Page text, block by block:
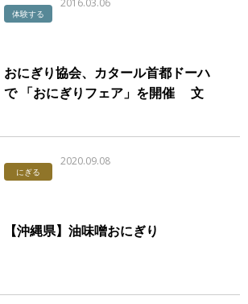
体験する
2016.03.06
おにぎり協会、カタール首都ドーハ
で 「おにぎりフェア」を開催 文
ピ開発＆レクチャー実施
にぎる
2020.09.08
【沖縄県】油味噌おにぎり